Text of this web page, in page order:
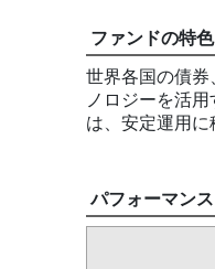
ファンドの特色
世界各国の債
ノロジーを活
は、安定運用
パフォーマンス